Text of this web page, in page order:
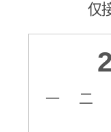
仅
一 二